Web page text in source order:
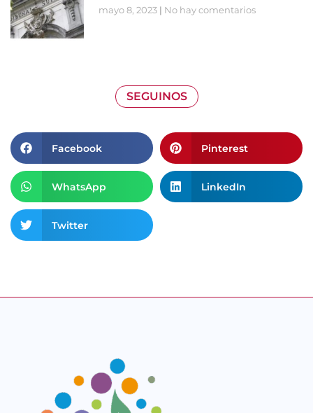
mayo 8, 2023 No hay comentarios
SEGUINOS
Facebook Pinterest
WhatsApp LinkedIn
Twitter